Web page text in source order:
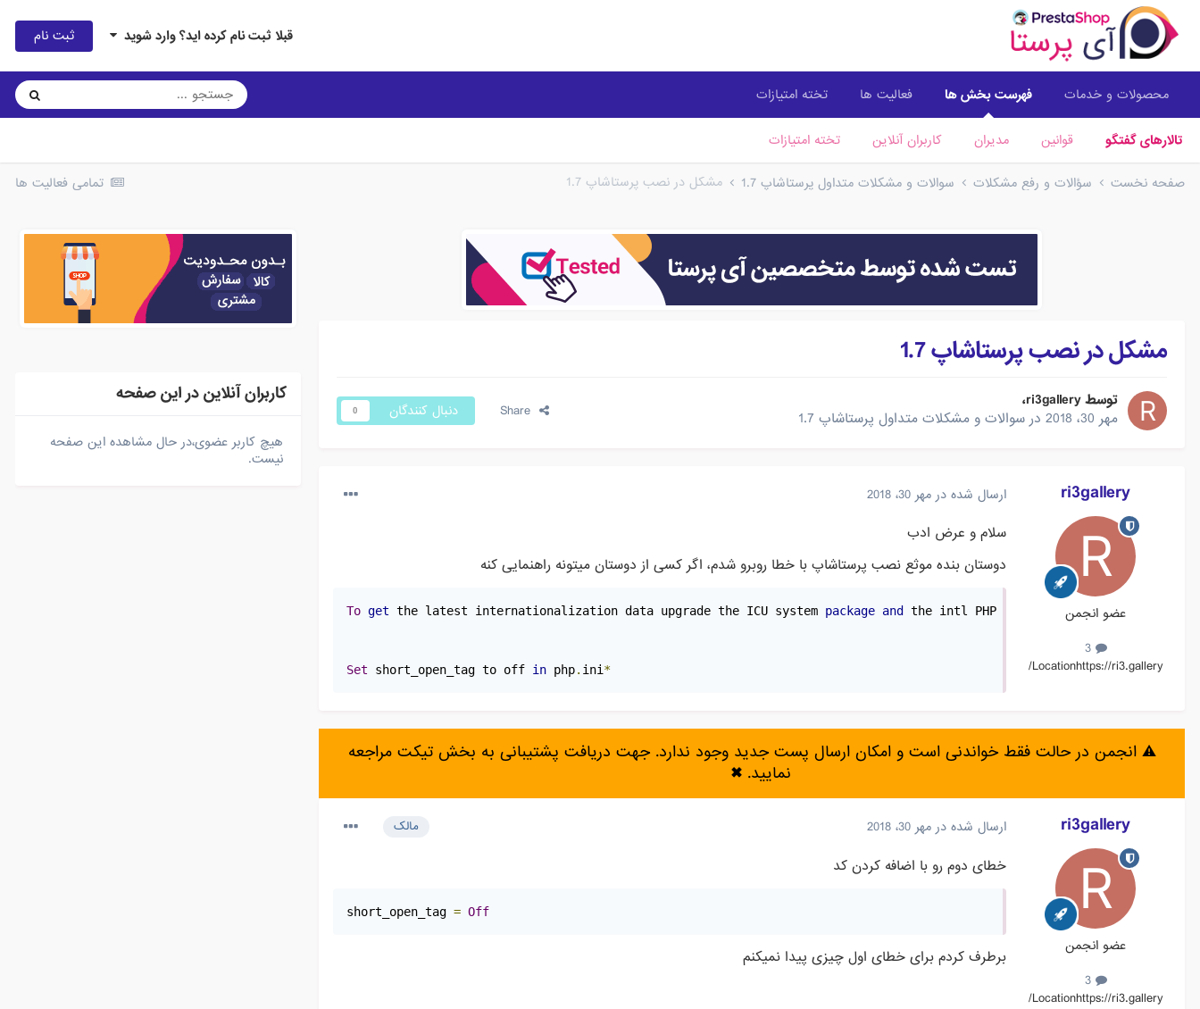
قبلا ثبت نام کرده اید؟ وارد شوید ثبت نام
محصولات و خدمات فهرست بخش ها
تالارهای گفتگو قوانین مدیران کاربران آنلاین تخته امتیازات
فعالیت ها تخته امتیازات
تمامی فعالیت ها صفحه نخست سؤالات و رفع مشکلات سوالات و مشکلات متداول پرستاشاپ 1.7 مشکل در نصب پرستاشاپ 1.7
مشکل در نصب پرستاشاپ 1.7
توسطri3gallery،
مهر 30، 2018
در سوالات و مشکلات متداول پرستاشاپ 1.7 دنبال کنندگان 0
ri3gallery
عضو انجمن
3
Locationhttps://ri3.gallery/
ارسال شده در مهر 30، 2018
سلام و عرض ادب
دوستان بنده موثع نصب پرستاشاپ با خطا روبرو شدم، اگر کسی از دوستان میتونه راهنمایی کنه
To get the latest internationalization data upgrade the ICU system package and the intl PHP extension.
Set short_open_tag to off in php. ini*
⚠️ انجمن در حالت فقط خواندنی است و امکان ارسال پست جدید وجود ندارد. جهت دریافت پشتیبانی به بخش تیکت مراجعه
نمایید. ✖
ri3gallery
عضو انجمن
3
Locationhttps://ri3.gallery/
مالک ارسال شده در مهر 30، 2018
خطای دوم رو با اضافه کردن کد
short_open_tag = Off
برطرف کردم برای خطای اول چیزی پیدا نمیکنم
کاربران آنلاین در این صفحه
هیچ کاربر عضوی،در حال مشاهده این صفحه
نیست.